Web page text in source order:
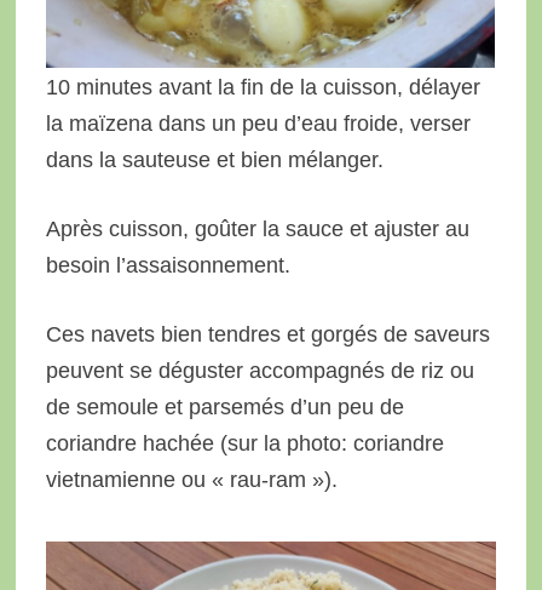
10 minutes avant la fin de la cuisson, délayer
la maïzena dans un peu d’eau froide, verser
dans la sauteuse et bien mélanger.
Après cuisson, goûter la sauce et ajuster au
besoin l’assaisonnement.
Ces navets bien tendres et gorgés de saveurs
peuvent se déguster accompagnés de riz ou
de semoule et parsemés d’un peu de
coriandre hachée (sur la photo: coriandre
vietnamienne ou « rau-ram »).